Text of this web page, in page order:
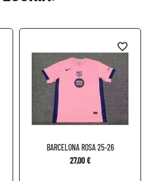
BARCELONA ROSA 25-26
27,00 €
favorite_border